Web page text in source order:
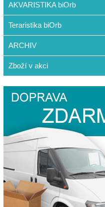
AKVARISTIKA biOrb
Teraristika biOrb
ARCHIV
Zboží v akci